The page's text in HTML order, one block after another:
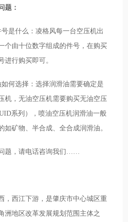
题：
是什么：凌格风每一台空压机出
个由十位数字组成的件号，在购买
进行购买即可。
何选择：选择润滑油需要确定是
机，无油空压机需要购买无油空压
系列），喷油空压机润滑油一般
如矿物、半合成、全合成润滑油。
题，请电话咨询我们……
，西江下游，是肇庆市中心城区重
洲地区改革发展规划范围主体之